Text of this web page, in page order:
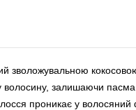
зволожувальною
залишаючи
проникає у волосяний